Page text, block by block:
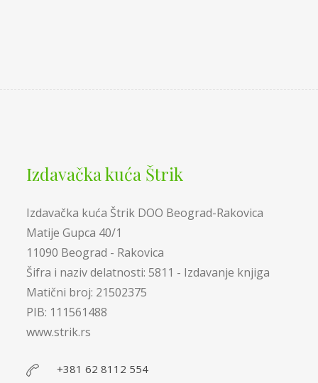
Izdavačka kuća Štrik
Izdavačka kuća Štrik DOO Beograd-Rakovica
Matije Gupca 40/1
11090 Beograd - Rakovica
Šifra i naziv delatnosti: 5811 - Izdavanje knjiga
Matični broj: 21502375
PIB: 111561488
www.strik.rs
+381 62 8112 554